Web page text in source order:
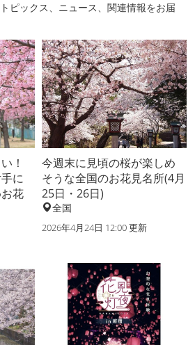
ピックス、ニュース、関連情報をお届
！
に
花
今週末に見頃の桜が楽しめ
そうな全国のお花見名所(4月
25日・26日)
全国
2026年4月24日 12:00 更新